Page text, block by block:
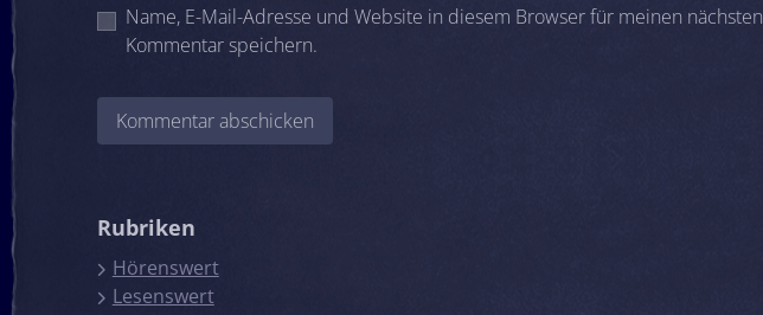
Name, E-Mail-Adresse und Website in diesem Browser für meinen nächsten
Kommentar speichern.
Rubriken
Hörenswert
Lesenswert